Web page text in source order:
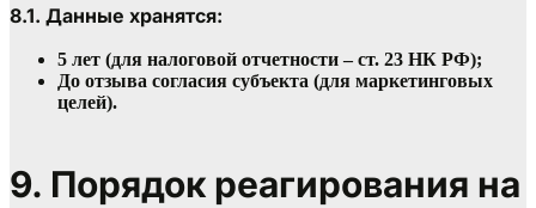
8.1. Данные хранятся:
5 лет (для налоговой отчетности – ст. 23 НК РФ);
До отзыва согласия субъекта (для маркетинговых
целей).
9. Порядок реагирования на